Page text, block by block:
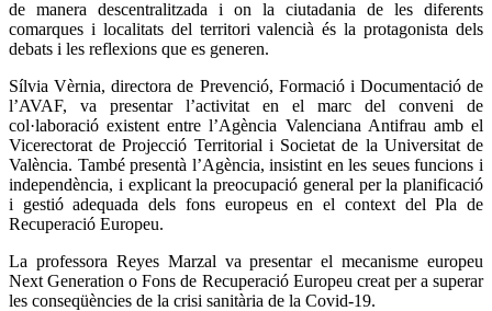
de manera descentralitzada i on la ciutadania de les diferents
comarques i localitats del territori valencià és la protagonista dels
debats i les reflexions que es generen.
Sílvia Vèrnia, directora de Prevenció, Formació i Documentació de
l’AVAF, va presentar l’activitat en el marc del conveni de
col·laboració existent entre l’Agència Valenciana Antifrau amb el
Vicerectorat de Projecció Territorial i Societat de la Universitat de
València. També presentà l’Agència, insistint en les seues funcions i
independència, i explicant la preocupació general per la planificació
i gestió adequada dels fons europeus en el context del Pla de
Recuperació Europeu.
La professora Reyes Marzal va presentar el mecanisme europeu
Next Generation o Fons de Recuperació Europeu creat per a superar
les conseqüències de la crisi sanitària de la Covid-19.